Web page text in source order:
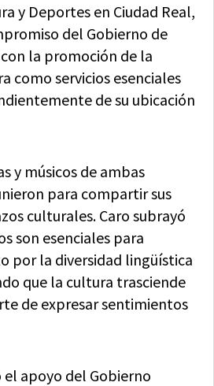
y Deportes en Ciudad Real,
del Gobierno de
la promoción de la
como servicios esenciales
de su ubicación
y músicos de ambas
para compartir sus
culturales. Caro subrayó
son esenciales para
por la diversidad lingüística
que la cultura trasciende
de expresar sentimientos
apoyo del Gobierno